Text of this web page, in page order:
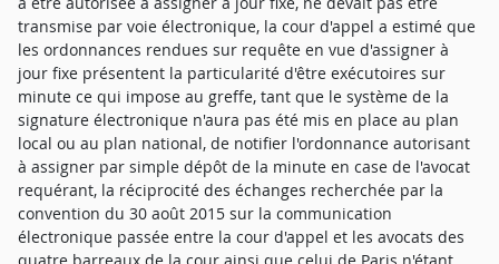
transmise par voie électronique, la cour d'appel a estimé que
les ordonnances rendues sur requête en vue d'assigner à
jour fixe présentent la particularité d'être exécutoires sur
minute ce qui impose au greffe, tant que le système de la
signature électronique n'aura pas été mis en place au plan
local ou au plan national, de notifier l'ordonnance autorisant
à assigner par simple dépôt de la minute en case de l'avocat
requérant, la réciprocité des échanges recherchée par la
convention du 30 août 2015 sur la communication
électronique passée entre la cour d'appel et les avocats des